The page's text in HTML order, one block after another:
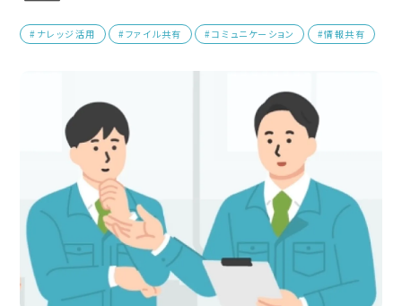
#ナレッジ活用 #ファイル共有 #コミュニケーション #情報共有